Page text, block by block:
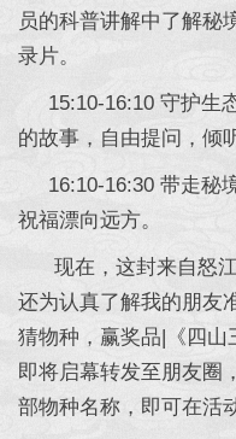
员的科普讲解中了解秘
录片。
15:10-16:10 守护生
的故事，自由提问，倾
16:10-16:30 带走秘
祝福漂向远方。
现在，这封来自怒江
还为认真了解我的朋友
猜物种，赢奖品|《四山
即将启幕转发至朋友圈
部物种名称，即可在活